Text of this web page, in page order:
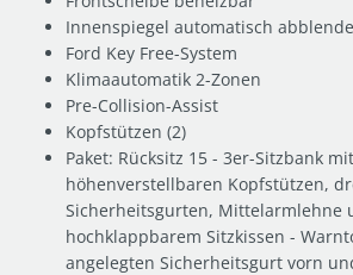
Innenspiegel automatisch
Ford Key Free-System
Klimaautomatik 2-Zonen
Pre-Collision-Assist
Kopfstützen (2)
Paket: Rücksitz 15 - 3er-Sitzbank
höhenverstellbaren Kopfstützen,
Sicherheitsgurten, Mittelarmlehne
hochklappbarem Sitzkissen -
angelegten Sicherheitsgurt vorn